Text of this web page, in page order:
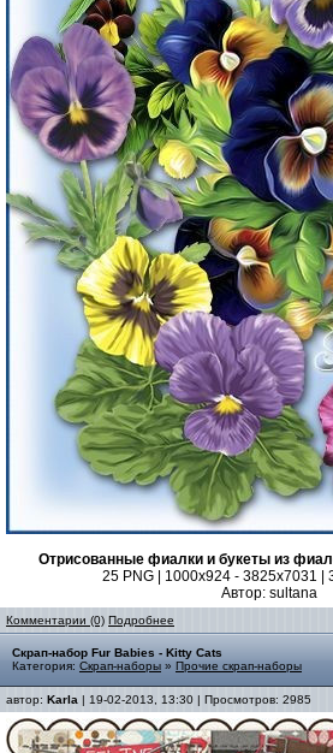
Отрисованные фиалки и букеты из
25 PNG | 1000x924 - 3825x7031 |
Автор: sultana
Комментарии (0) Подробнее
Скрап-набор Fur Babies - Kitty Cats
Категория: Скрап-наборы » Прочие скрап-наборы
автор: Karla | 19-02-2013, 13:30 | Просмотров: 2985